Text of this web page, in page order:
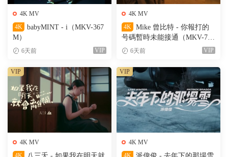
4K MV
4K
babyMINT - i（MKV-367
M）
6天前 VIP
4K MV
4K
Mike 曾比特 - 你報打的
号碼暫時未能接通（MKV-701
M）6天前 VIP
4K MV
4K
VIP
4K MV
4K
VIP